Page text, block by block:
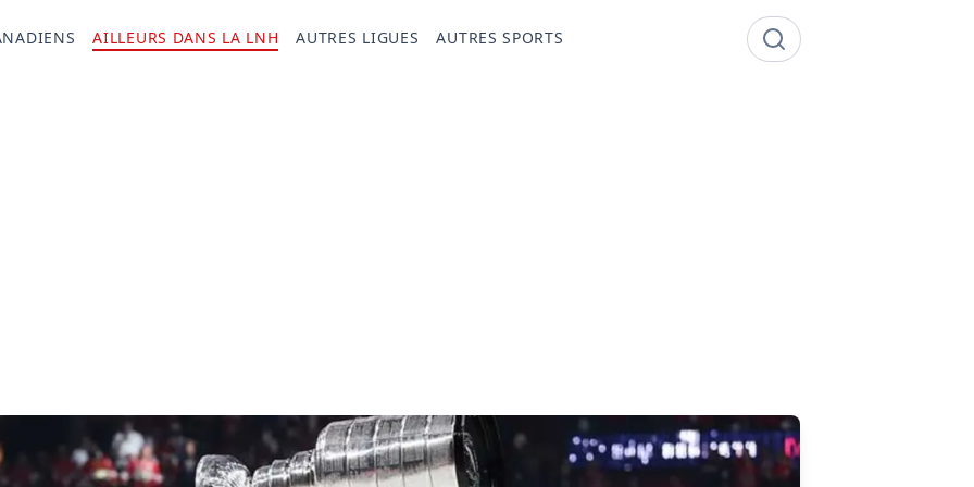
AILLEURS DANS LA LNH AUTRES LIGUES AUTRES SPORTS